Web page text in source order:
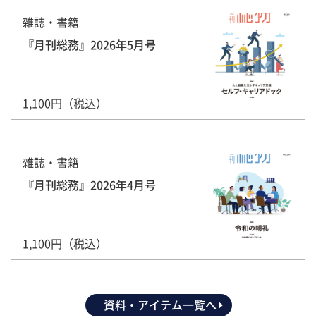
雑誌・書籍
『月刊総務』2026年5月号
1,100円（税込）
雑誌・書籍
『月刊総務』2026年4月号
1,100円（税込）
資料・アイテム一覧へ